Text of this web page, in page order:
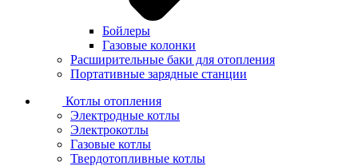
Бойлеры
Газовые колонки
Расширительные баки для отопления
Портативные зарядные станции
Котлы отопления
Электродные котлы
Электрокотлы
Газовые котлы
Твердотопливные котлы